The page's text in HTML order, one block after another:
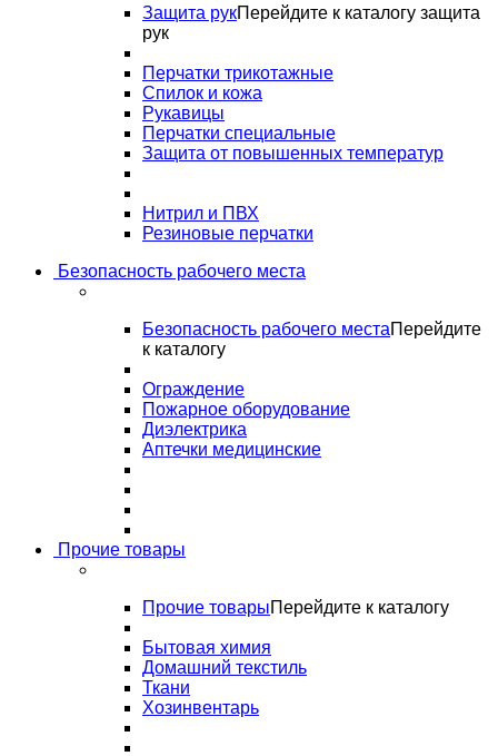
Защита рукПерейдите к каталогу защита
рук
Перчатки трикотажные
Спилок и кожа
Рукавицы
Перчатки специальные
Защита от повышенных температур
Нитрил и ПВХ
Резиновые перчатки
Безопасность рабочего места
Безопасность рабочего местаПерейдите
к каталогу
Ограждение
Пожарное оборудование
Диэлектрика
Аптечки медицинские
Прочие товары
Прочие товарыПерейдите к каталогу
Бытовая химия
Домашний текстиль
Ткани
Хозинвентарь